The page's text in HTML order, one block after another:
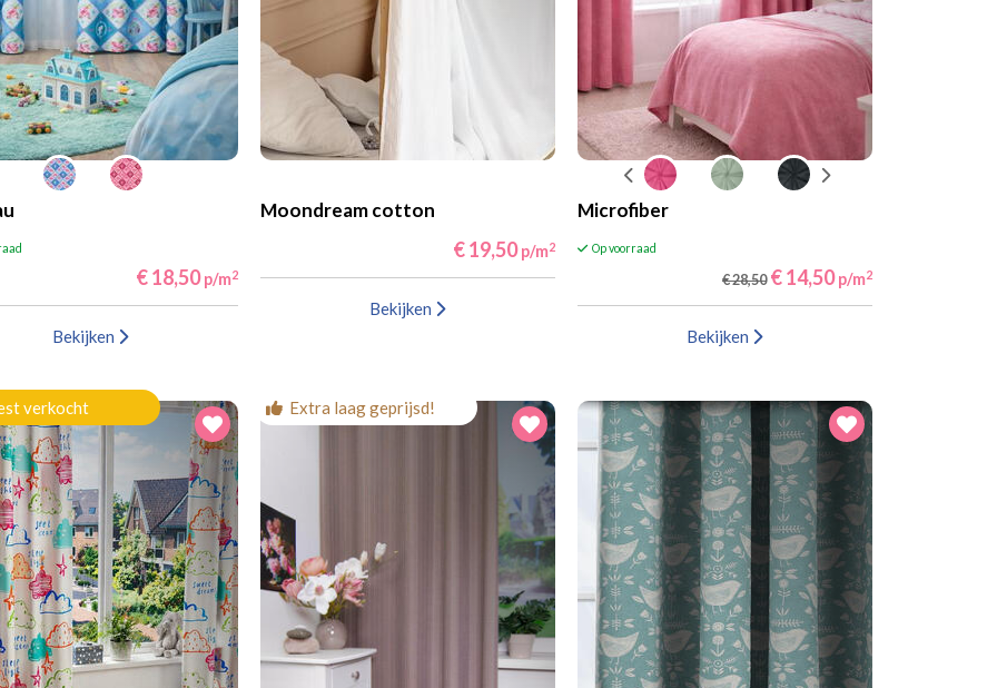
€ 18,50 p/m2
Bekijken
Moondream cotton
€ 19,50 p/m2
Bekijken
Microfiber
Op voorraad
€ 28,50 € 14,50 p/m2
Bekijken
verkocht Extra laag geprijsd!